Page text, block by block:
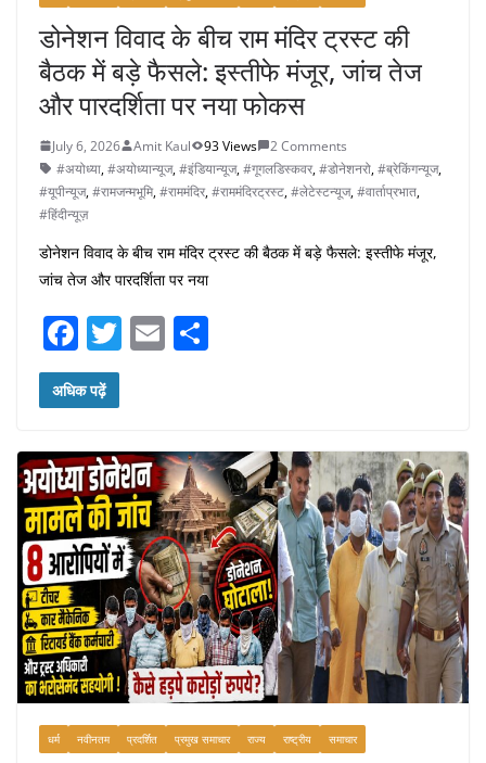
डोनेशन विवाद के बीच राम मंदिर ट्रस्ट की
बैठक में बड़े फैसले: इस्तीफे मंजूर, जांच तेज
और पारदर्शिता पर नया फोकस
July 6, 2026 Amit Kaul 93 Views
2 Comments
#अयोध्या,#अयोध्यान्यूज,#इंडियान्यूज,#गूगलडिस्कवर,#डोनेशनरो,#ब्रेकिंगन्यूज,
#यूपीन्यूज,#रामजन्मभूमि,#राममंदिर,#राममंदिरट्रस्ट,#लेटेस्टन्यूज,#वार्ताप्रभात,
#हिंदीन्यूज़
डोनेशन विवाद के बीच राम मंदिर ट्रस्ट की बैठक में बड़े फैसले: इस्तीफे मंजूर,
जांच तेज और पारदर्शिता पर नया
F
a
c
b
o
o
k
T E
अधिक पढ़ें
धर्म नवीनतम प्रदर्शित प्रमुख समाचार राज्य राष्ट्रीय समाचार